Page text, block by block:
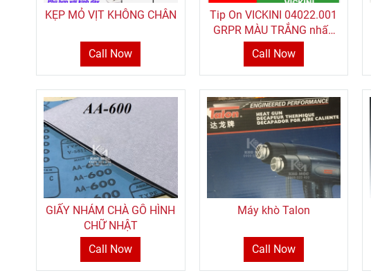
KẸP MỎ VỊT KHÔNG CHÂN
Call Now
Tip On VICKINI 04022.001
GRPR MÀU TRẮNG nhấn
mở cửa tủ
Call Now
GIẤY NHÁM CHÀ GỖ HÌNH
CHỮ NHẬT
Call Now
Máy khò Talon
Call Now